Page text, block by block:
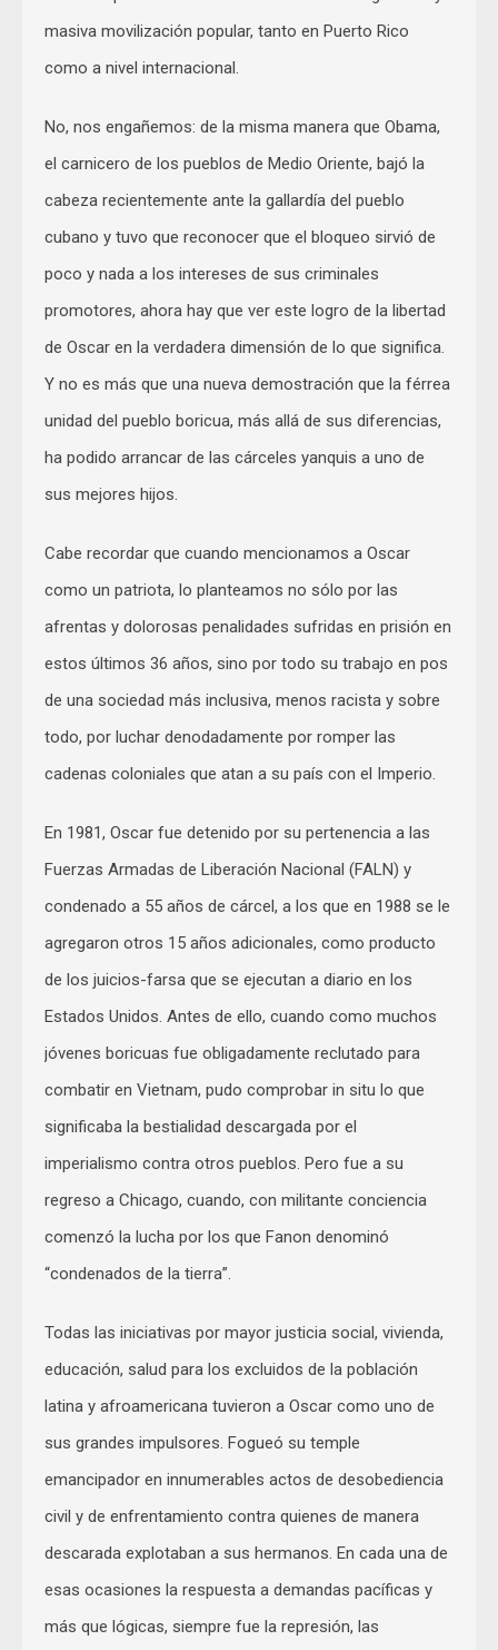
masiva movilización popular, tanto en Puerto Rico
como a nivel internacional.
No, nos engañemos: de la misma manera que Obama,
el carnicero de los pueblos de Medio Oriente, bajó la
cabeza recientemente ante la gallardía del pueblo
cubano y tuvo que reconocer que el bloqueo sirvió de
poco y nada a los intereses de sus criminales
promotores, ahora hay que ver este logro de la libertad
de Oscar en la verdadera dimensión de lo que significa.
Y no es más que una nueva demostración que la férrea
unidad del pueblo boricua, más allá de sus diferencias,
ha podido arrancar de las cárceles yanquis a uno de
sus mejores hijos.
Cabe recordar que cuando mencionamos a Oscar
como un patriota, lo planteamos no sólo por las
afrentas y dolorosas penalidades sufridas en prisión en
estos últimos 36 años, sino por todo su trabajo en pos
de una sociedad más inclusiva, menos racista y sobre
todo, por luchar denodadamente por romper las
cadenas coloniales que atan a su país con el Imperio.
En 1981, Oscar fue detenido por su pertenencia a las
Fuerzas Armadas de Liberación Nacional (FALN) y
condenado a 55 años de cárcel, a los que en 1988 se le
agregaron otros 15 años adicionales, como producto
de los juicios-farsa que se ejecutan a diario en los
Estados Unidos. Antes de ello, cuando como muchos
jóvenes boricuas fue obligadamente reclutado para
combatir en Vietnam, pudo comprobar in situ lo que
significaba la bestialidad descargada por el
imperialismo contra otros pueblos. Pero fue a su
regreso a Chicago, cuando, con militante conciencia
comenzó la lucha por los que Fanon denominó
“condenados de la tierra”.
Todas las iniciativas por mayor justicia social, vivienda,
educación, salud para los excluidos de la población
latina y afroamericana tuvieron a Oscar como uno de
sus grandes impulsores. Fogueó su temple
emancipador en innumerables actos de desobediencia
civil y de enfrentamiento contra quienes de manera
descarada explotaban a sus hermanos. En cada una de
esas ocasiones la respuesta a demandas pacíficas y
más que lógicas, siempre fue la represión, las